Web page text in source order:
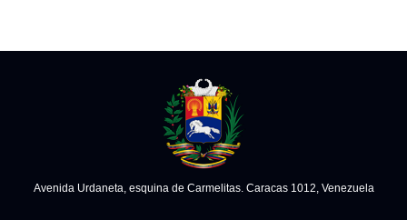
Avenida Urdaneta, esquina de Carmelitas. Caracas 1012, Venezuela